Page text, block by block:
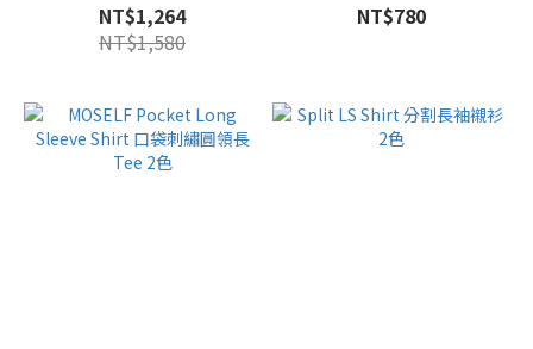
NT$1,264
NT$1,580
NT$780